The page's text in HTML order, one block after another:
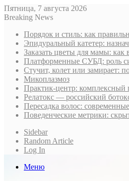
Пятница, 7 августа 2026
Breaking News
Порядок и стиль: как
Эпидуральный катетер:
Заказать цветы для мамы: как
Платформенные СУБД: роль
Стучит, колет или замирает:
Микоплазмоз
Практик-центр: комплексный
Релатокс — российский
Пересадка волос:
Поведенческие метрики:
Sidebar
Random Article
Log In
Меню